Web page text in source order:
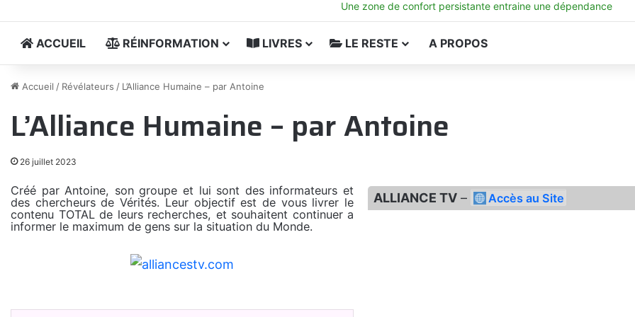
Une zone de confort persistante entraine une dépendance
ACCUEIL RÉINFORMATION LIVRES LE RESTE A PROPOS
Accueil / Révélateurs / L’Alliance Humaine – par Antoine
L’Alliance Humaine – par Antoine
26 juillet 2023
Créé par Antoine, son groupe et lui sont des informateurs et
des chercheurs de Vérités. Leur objectif est de vous livrer le
contenu TOTAL de leurs recherches, et souhaitent continuer a
informer le maximum de gens sur la situation du Monde.
ALLIANCE TV – Accès au Site